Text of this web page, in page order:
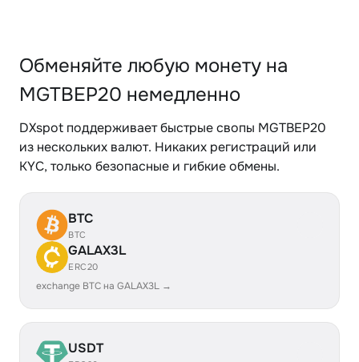
Обменяйте любую монету на
MGTBEP20 немедленно
DXspot поддерживает быстрые свопы MGTBEP20
из нескольких валют. Никаких регистраций или
KYC, только безопасные и гибкие обмены.
BTC
BTC
GALAX3L
ERC20
exchange BTC на GALAX3L →
USDT